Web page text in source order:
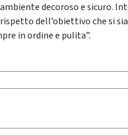
decoroso e sicuro.
dell’obiettivo che si
in ordine e pulita”.